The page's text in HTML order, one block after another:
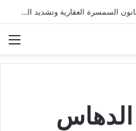
نائبة بالبرلمان تطالب بتفعيل قانون السمسرة العقارية وتشديد الرقابة على الإعلانات الإلكترونية